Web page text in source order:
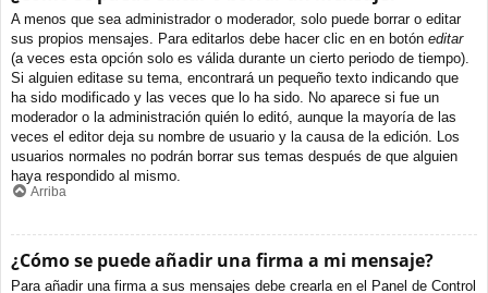
A menos que sea administrador o moderador, solo puede borrar o editar
sus propios mensajes. Para editarlos debe hacer clic en en botón editar
(a veces esta opción solo es válida durante un cierto periodo de tiempo).
Si alguien editase su tema, encontrará un pequeño texto indicando que
ha sido modificado y las veces que lo ha sido. No aparece si fue un
moderador o la administración quién lo editó, aunque la mayoría de las
veces el editor deja su nombre de usuario y la causa de la edición. Los
usuarios normales no podrán borrar sus temas después de que alguien
haya respondido al mismo.
Arriba
¿Cómo se puede añadir una firma a mi mensaje?
Para añadir una firma a sus mensajes debe crearla en el Panel de Control